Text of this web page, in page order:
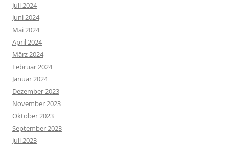
Juli 2024
Juni 2024
Mai 2024
April 2024
März 2024
Februar 2024
Januar 2024
Dezember 2023
November 2023
Oktober 2023
September 2023
Juli 2023